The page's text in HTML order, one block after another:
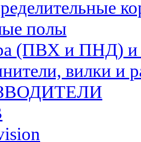
полы
(ПВХ и ПНД) и
вилки и